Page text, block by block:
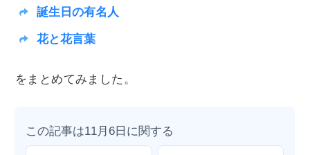
誕生日の有名人
花と花言葉
をまとめてみました。
この記事は11月6日に関する